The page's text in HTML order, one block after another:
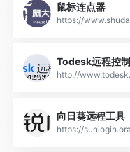
鼠标连点器
https://
Todesk远程控制
http://
向日葵远程工具
https://